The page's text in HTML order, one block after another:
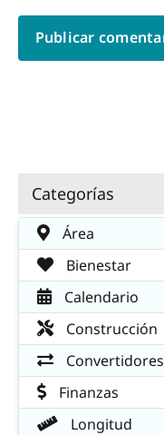
Categorías
Área
Bienestar
Calendario
Construcción
Convertidores
Finanzas
Longitud